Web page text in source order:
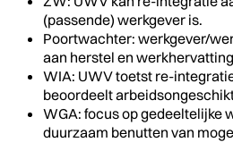
(passende) werkgever is.
Poortwachter: werkgever/
aan herstel en
WIA: UWV toetst re-
beoordeelt
WGA: focus op gedeeltelijke
duurzaam benutten van